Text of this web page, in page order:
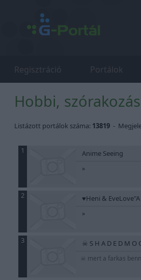
Regisztráció Portálok
Hobbi,
Listázott portálok száma: 13819 -
1
Anime Seeing
»
2 ♥Heni &
»
3 ☠ S H A D E D M O
☠ mert a farkas